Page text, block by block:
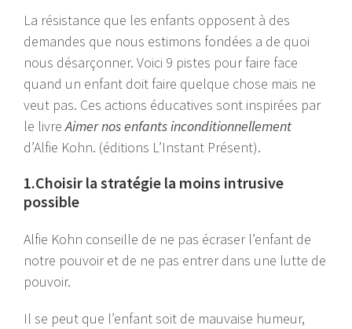
La résistance que les enfants opposent à des
demandes que nous estimons fondées a de quoi
nous désarçonner. Voici 9 pistes pour faire face
quand un enfant doit faire quelque chose mais ne
veut pas. Ces actions éducatives sont inspirées par
le livreAimer nos enfants inconditionnellement
d’Alfie Kohn. (éditions L’Instant Présent).
1.Choisir la stratégie la moins intrusive
possible
Alfie Kohn conseille de ne pas écraser l’enfant de
notre pouvoir et de ne pas entrer dans une lutte de
pouvoir.
Il se peut que l’enfant soit de mauvaise humeur,